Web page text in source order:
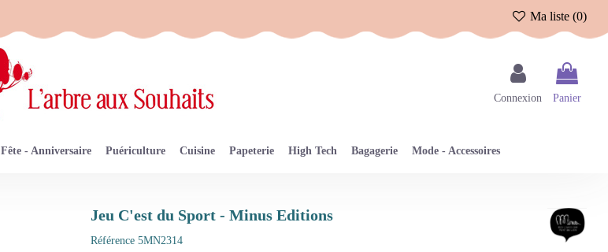
Ma liste (0)
Connexion Panier
Fête - Anniversaire Puériculture Cuisine Papeterie High Tech Bagagerie Mode - Accessoires
Jeu C'est du Sport - Minus Editions
Référence 5MN2314